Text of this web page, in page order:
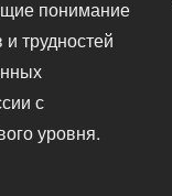
понимание
трудностей
с
уровня.